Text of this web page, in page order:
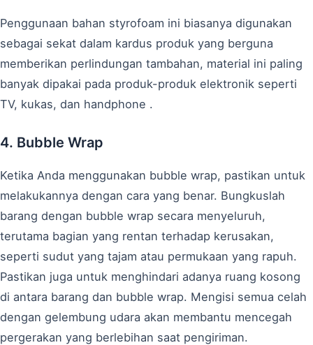
Penggunaan bahan styrofoam ini biasanya digunakan
sebagai sekat dalam kardus produk yang berguna
memberikan perlindungan tambahan, material ini paling
banyak dipakai pada produk-produk elektronik seperti
TV, kukas, dan handphone .
4. Bubble Wrap
Ketika Anda menggunakan bubble wrap, pastikan untuk
melakukannya dengan cara yang benar. Bungkuslah
barang dengan bubble wrap secara menyeluruh,
terutama bagian yang rentan terhadap kerusakan,
seperti sudut yang tajam atau permukaan yang rapuh.
Pastikan juga untuk menghindari adanya ruang kosong
di antara barang dan bubble wrap. Mengisi semua celah
dengan gelembung udara akan membantu mencegah
pergerakan yang berlebihan saat pengiriman.